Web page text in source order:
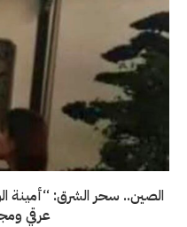
الصين.. سحر الشرق: “أمينة
عرقي